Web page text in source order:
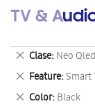
TV &
Clase Neo Qled
Eliminar
este
artículo
Feature Smart
Eliminar
este
Color Black
Eliminar